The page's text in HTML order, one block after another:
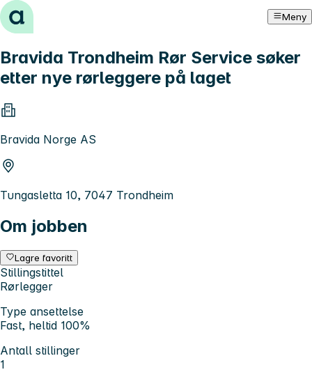
Hopp til innhold Meny
Bravida Trondheim Rør Service søker
etter nye rørleggere på laget
Bravida Norge AS
Tungasletta 10, 7047 Trondheim
Om jobben
Lagre favoritt
Stillingstittel
Rørlegger
Type ansettelse
Fast, heltid 100%
Antall stillinger
1